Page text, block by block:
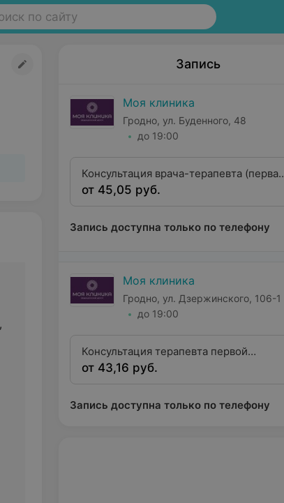
по сайту
Запись
Моя клиника
Гродно, ул. Буденного, 48
до 19:00
Консультация врача-терапевта (первая
квалификационная категория)
от 45,05 руб.
Запись доступна только по телефону
Моя клиника
Гродно, ул. Дзержинского, 106-1
до 19:00
Консультация терапевта первой
квалификационной категории
от 43,16 руб.
Запись доступна только по телефону